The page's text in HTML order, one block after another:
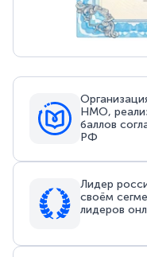
НМО,
баллов
РФ
Лидер
своём
лидеров